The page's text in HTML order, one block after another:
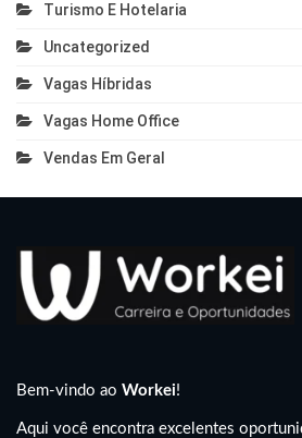
Turismo E Hotelaria
Uncategorized
Vagas Híbridas
Vagas Home Office
Vendas Em Geral
Bem-vindo ao Workei!
Aqui você encontra excelentes